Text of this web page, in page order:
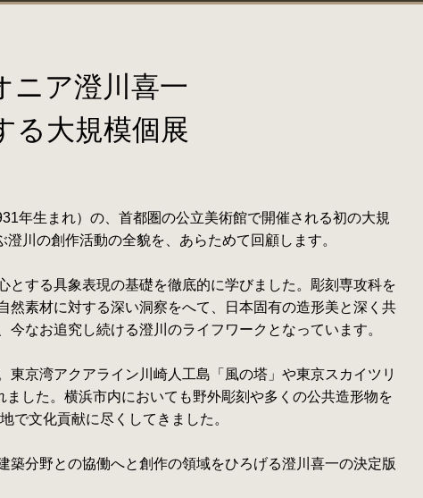
ニア澄川喜一
る大規模個展
年生まれ）の、首都圏の公立美術館で開催される初の大規
川の創作活動の全貌を、あらためて回顧します。
する具象表現の基礎を徹底的に学びました。彫刻専攻科を
素材に対する深い洞察をへて、日本固有の造形美と深く共
なお追究し続ける澄川のライフワークとなっています。
京湾アクアライン川崎人工島「風の塔」や東京スカイツリ
した。横浜市内においても野外彫刻や多くの公共造形物を
で文化貢献に尽くしてきました。
分野との協働へと創作の領域をひろげる澄川喜一の決定版